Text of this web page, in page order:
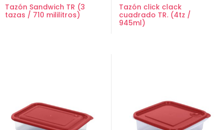
Tazón Sandwich TR (3
tazas / 710 mililitros)
Tazón click clack
cuadrado TR. (4tz /
945ml)